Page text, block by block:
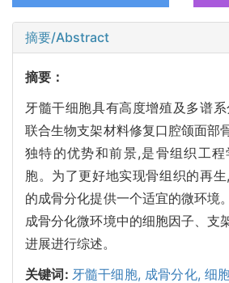
摘要/Abstract
摘要：
牙髓干细胞具有高度增殖及多谱
联合生物支架材料修复口腔颌面部
独特的优势和前景,是骨组织工
胞。为了更好地实现骨组织的再
的成骨分化提供一个适宜的微环境
成骨分化微环境中的细胞因子、支
进展进行综述。
关键词: 牙髓干细胞, 成骨分化,细